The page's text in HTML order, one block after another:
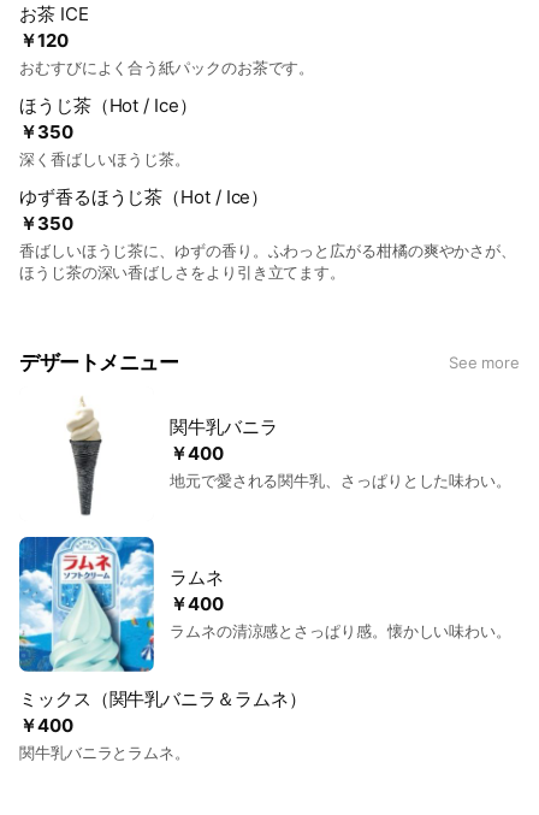
￥120
お茶 ICE
おむすびによく合う紙パックのお茶です。
￥350
ほうじ茶（Hot / Ice）
深く香ばしいほうじ茶。
￥350
ゆず香るほうじ茶（Hot / Ice）
香ばしいほうじ茶に、ゆずの香り。ふわっと広がる柑橘の爽やかさが、
ほうじ茶の深い香ばしさをより引き立てます。
デザートメニュー See more
￥400
関牛乳バニラ
地元で愛される関牛乳、さっぱりとした味わい。
￥400
ラムネ
ラムネの清涼感とさっぱり感。懐かしい味わい。
￥400
ミックス（関牛乳バニラ＆ラムネ）
関牛乳バニラとラムネ。